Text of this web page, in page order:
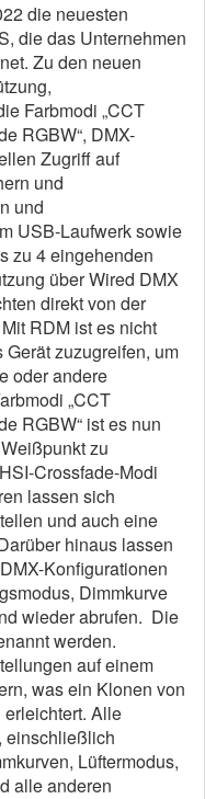
die neuesten
die das Unternehmen
Zu den neuen
Farbmodi „CCT
RGBW“, DMX-
Zugriff auf
und
und
USB-Laufwerk sowie
zu 4 eingehenden
über Wired DMX
direkt von der
RDM ist es nicht
zuzugreifen, um
oder andere
„CCT
RGBW“ ist es nun
zu
Crossfade-Modi
lassen sich
und auch eine
hinaus lassen
Konfigurationen
Dimmkurve
wieder abrufen. Die
werden.
auf einem
was ein Klonen von
Alle
einschließlich
Lüftermodus,
alle anderen